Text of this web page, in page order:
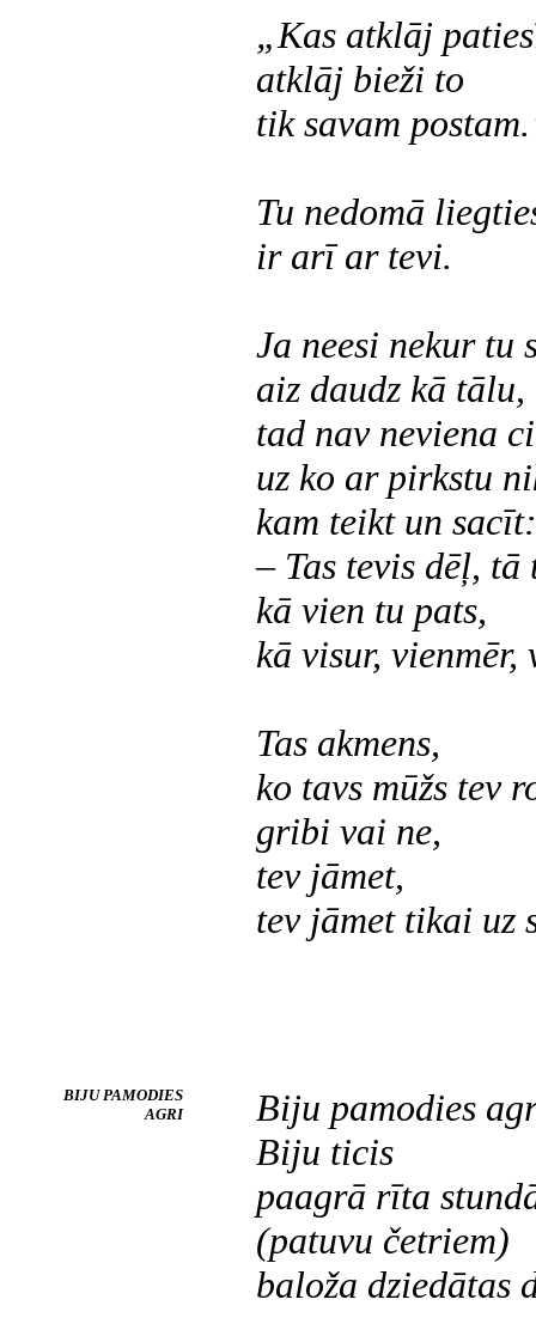
„Kas atklāj
atklāj bieži to
tik savam
Tu nedomā
ir arī ar tevi.
Ja neesi nekur tu
aiz daudz kā
tad nav neviena
uz ko ar pirkstu
kam teikt un sacīt:
– Tas tevis dēļ,
kā vien tu pats,
kā visur,
Tas akmens,
ko tavs mūžs tev
gribi vai ne,
tev jāmet,
tev jāmet tikai uz
BIJU PAMODIES
AGRI
Biju pamodies
Biju ticis
paagrā rīta
(patuvu četriem)
baloža dziedātas